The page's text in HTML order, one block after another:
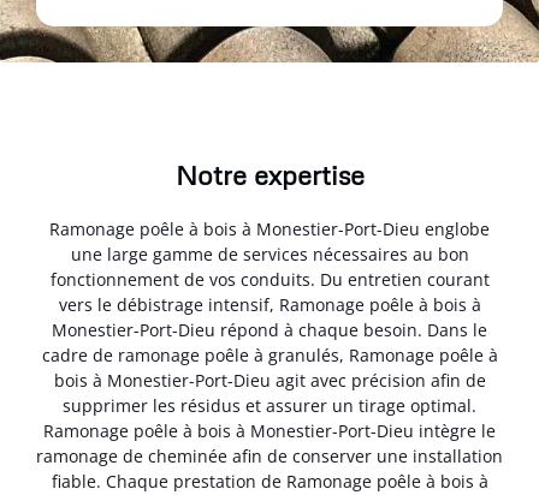
Notre expertise
Ramonage poêle à bois à Monestier-Port-Dieu englobe
une large gamme de services nécessaires au bon
fonctionnement de vos conduits. Du entretien courant
vers le débistrage intensif, Ramonage poêle à bois à
Monestier-Port-Dieu répond à chaque besoin. Dans le
cadre de ramonage poêle à granulés, Ramonage poêle à
bois à Monestier-Port-Dieu agit avec précision afin de
supprimer les résidus et assurer un tirage optimal.
Ramonage poêle à bois à Monestier-Port-Dieu intègre le
ramonage de cheminée afin de conserver une installation
fiable. Chaque prestation de Ramonage poêle à bois à